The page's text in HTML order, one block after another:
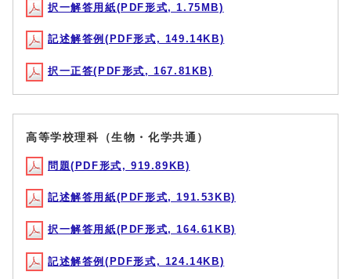
択一解答用紙(PDF形式, 1.75MB)
記述解答例(PDF形式, 149.14KB)
択一正答(PDF形式, 167.81KB)
高等学校理科（生物・化学共通）
問題(PDF形式, 919.89KB)
記述解答用紙(PDF形式, 191.53KB)
択一解答用紙(PDF形式, 164.61KB)
記述解答例(PDF形式, 124.14KB)